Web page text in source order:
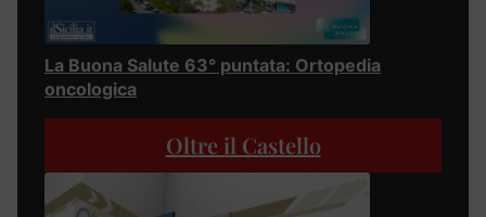
La Buona Salute 63° puntata: Ortopedia
oncologica
Oltre il Castello